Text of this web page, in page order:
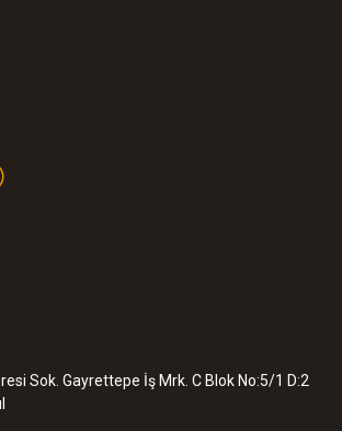
Sok. Gayrettepe İş Mrk. C Blok No:5/1 D:2